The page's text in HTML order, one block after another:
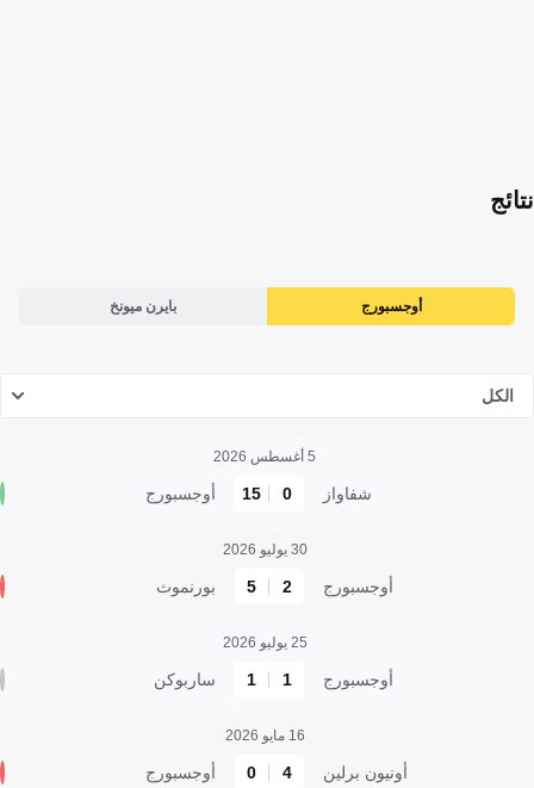
نتائج
أوجسبورج بايرن ميونخ
الكل
5 أغسطس 2026
شفاواز 0
15 أوجسبورج
30 يوليو 2026
أوجسبورج 2
5 بورنموث
25 يوليو 2026
أوجسبورج 1
1 ساربوكن
16 مايو 2026
أونيون برلين 4
0 أوجسبورج